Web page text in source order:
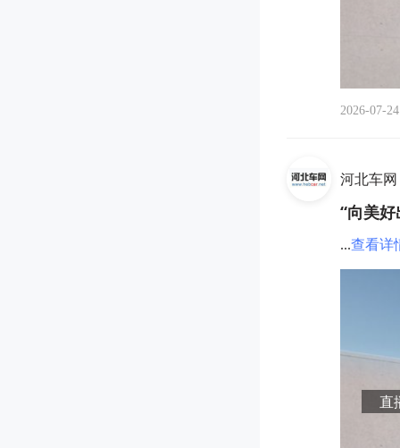
2026-07-24
河北车网
“向美
...查看详
直